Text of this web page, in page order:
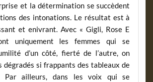
et la détermination se succèdent
des intonations. Le résultat est à
et enivrant. Avec « Gigli, Rose E
uniquement les femmes qui se
d’un côté, fierté de l’autre, on
dégradés si frappants des tableaux de
Par ailleurs, dans les voix qui se